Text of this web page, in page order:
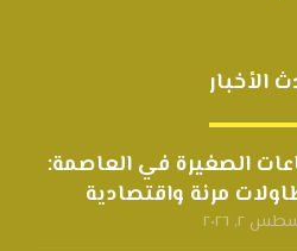
الأخبار
الصغيرة في العاصمة:
مرنة واقتصادية
٢, ٢٠٢٦